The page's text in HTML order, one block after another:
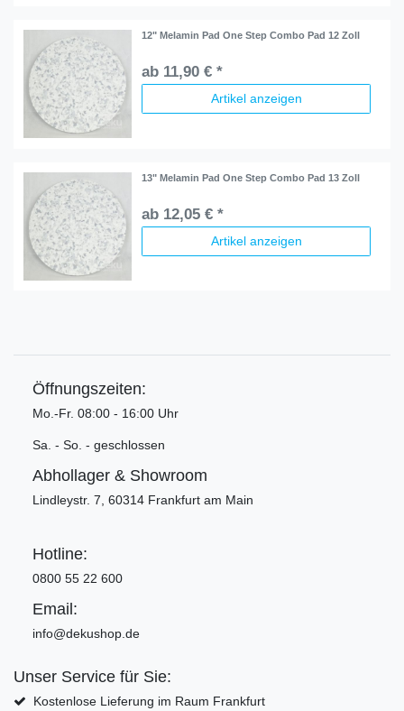
12" Melamin Pad One Step Combo Pad 12 Zoll
ab 11,90 € *
Artikel anzeigen
13" Melamin Pad One Step Combo Pad 13 Zoll
ab 12,05 € *
Artikel anzeigen
Öffnungszeiten:
Mo.-Fr. 08:00 - 16:00 Uhr
Sa. - So. - geschlossen
Abhollager & Showroom
Lindleystr. 7, 60314 Frankfurt am Main
Hotline:
0800 55 22 600
Email:
info@dekushop.de
Unser Service für Sie:
Kostenlose Lieferung im Raum Frankfurt